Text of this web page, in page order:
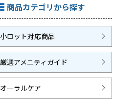
商品カテゴリから探す
小ロット対応商品
厳選アメニティガイド
オーラルケア